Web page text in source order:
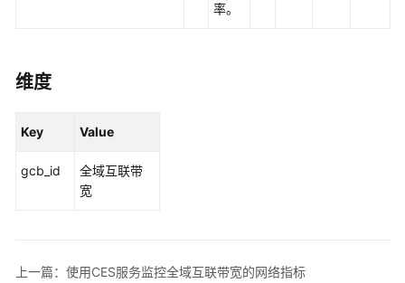
联
带
控
率。
维度
Key Value
gcb_id
全域互联带
宽
上一篇：使用CES服务监控全域互联带宽的网络指标